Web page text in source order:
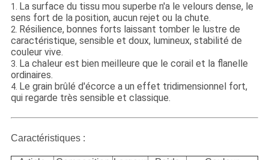
1. La surface du tissu mou superbe n'a le velours dense, le
sens fort de la position, aucun rejet ou la chute.
2. Résilience, bonnes forts laissant tomber le lustre de
caractéristique, sensible et doux, lumineux, stabilité de
couleur vive.
3. La chaleur est bien meilleure que le corail et la flanelle
ordinaires.
4. Le grain brûlé d'écorce a un effet tridimensionnel fort,
qui regarde très sensible et classique.
Caractéristiques :